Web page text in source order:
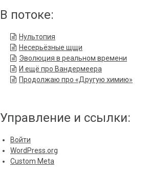
В потоке:
Нультопия
Несерьёзные щщи
Эволюция в реальном времени
И ещё про Вандермеера
Продолжаю про «Другую химию»
Управление и ссылки:
Войти
WordPress.org
Custom Meta